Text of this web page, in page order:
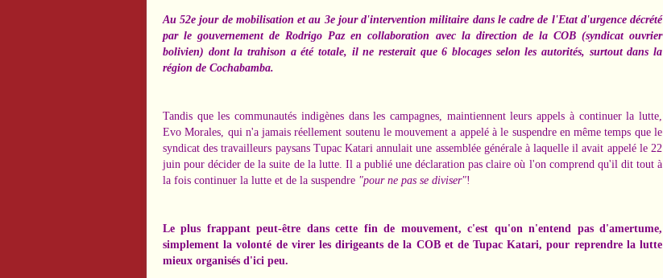
Au 52e jour de mobilisation et au 3e jour d'intervention militaire dans le cadre de l'Etat d'urgence décrété
par le gouvernement de Rodrigo Paz en collaboration avec la direction de la COB (syndicat ouvrier
bolivien) dont la trahison a été totale, il ne resterait que 6 blocages selon les autorités, surtout dans la
région de Cochabamba.
Tandis que les communautés indigènes dans les campagnes, maintiennent leurs appels à continuer la lutte,
Evo Morales, qui n'a jamais réellement soutenu le mouvement a appelé à le suspendre en même temps que le
syndicat des travailleurs paysans Tupac Katari annulait une assemblée générale à laquelle il avait appelé le 22
juin pour décider de la suite de la lutte. Il a publié une déclaration pas claire où l'on comprend qu'il dit tout à
la fois continuer la lutte et de la suspendre "pour ne pas se diviser"!
Le plus frappant peut-être dans cette fin de mouvement, c'est qu'on n'entend pas d'amertume,
simplement la volonté de virer les dirigeants de la COB et de Tupac Katari, pour reprendre la lutte
mieux organisés d'ici peu.